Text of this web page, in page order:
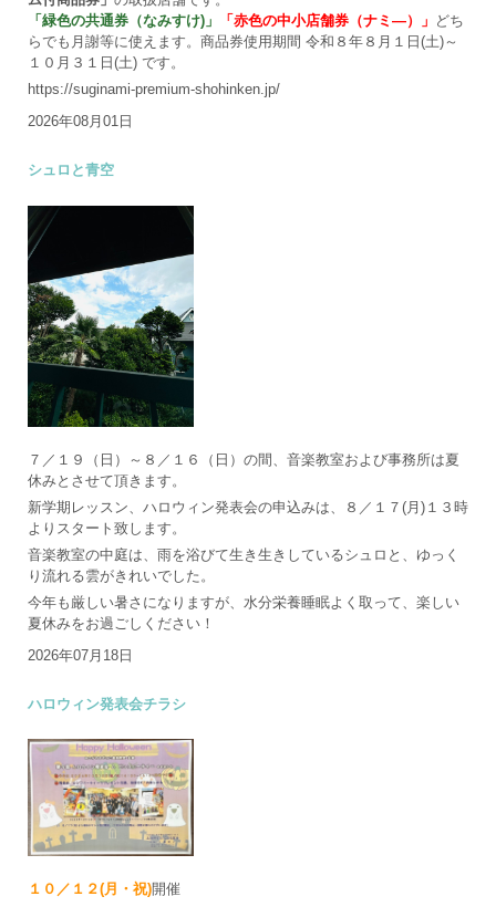
「緑色の共通券（なみすけ)」
「赤色の中小店舗券（ナミ―）」 どち
らでも月謝等に使えます。商品券使用期間 令和８年８月１日(土)～
１０月３１日(土) です。
https://suginami-premium-shohinken.jp/
2026年08月01日
シュロと青空
７／１９（日）～８／１６（日）の間、音楽教室および事務所は夏
休みとさせて頂きます。
新学期レッスン、ハロウィン発表会の申込みは、８／１７(月)１３時
よりスタート致します。
音楽教室の中庭は、雨を浴びて生き生きしているシュロと、ゆっく
り流れる雲がきれいでした。
今年も厳しい暑さになりますが、水分栄養睡眠よく取って、楽しい
夏休みをお過ごしください！
2026年07月18日
ハロウィン発表会チラシ
１０／１２(月・祝)開催